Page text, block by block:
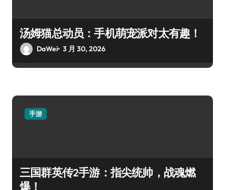
汤姆猫总动员：手机萌宠派对太有趣！
DaWei 3 月 30, 2026
手游
三国群英传2手游：指尖统帅，战魂燃
爆！